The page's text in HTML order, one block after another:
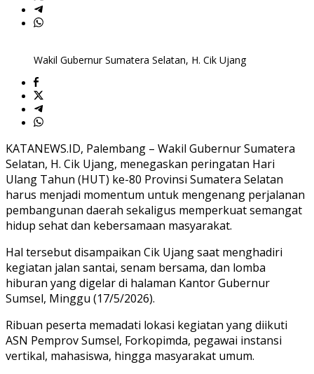
Wakil Gubernur Sumatera Selatan, H. Cik Ujang
KATANEWS.ID, Palembang – Wakil Gubernur Sumatera
Selatan, H. Cik Ujang, menegaskan peringatan Hari
Ulang Tahun (HUT) ke-80 Provinsi Sumatera Selatan
harus menjadi momentum untuk mengenang perjalanan
pembangunan daerah sekaligus memperkuat semangat
hidup sehat dan kebersamaan masyarakat.
Hal tersebut disampaikan Cik Ujang saat menghadiri
kegiatan jalan santai, senam bersama, dan lomba
hiburan yang digelar di halaman Kantor Gubernur
Sumsel, Minggu (17/5/2026).
Ribuan peserta memadati lokasi kegiatan yang diikuti
ASN Pemprov Sumsel, Forkopimda, pegawai instansi
vertikal, mahasiswa, hingga masyarakat umum.